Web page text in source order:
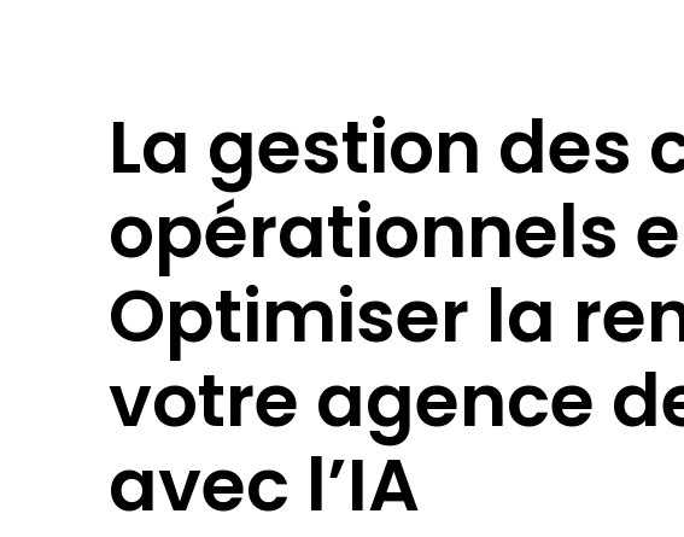
La gestion des
opérationnels
Optimiser la
votre agence
avec l’IA